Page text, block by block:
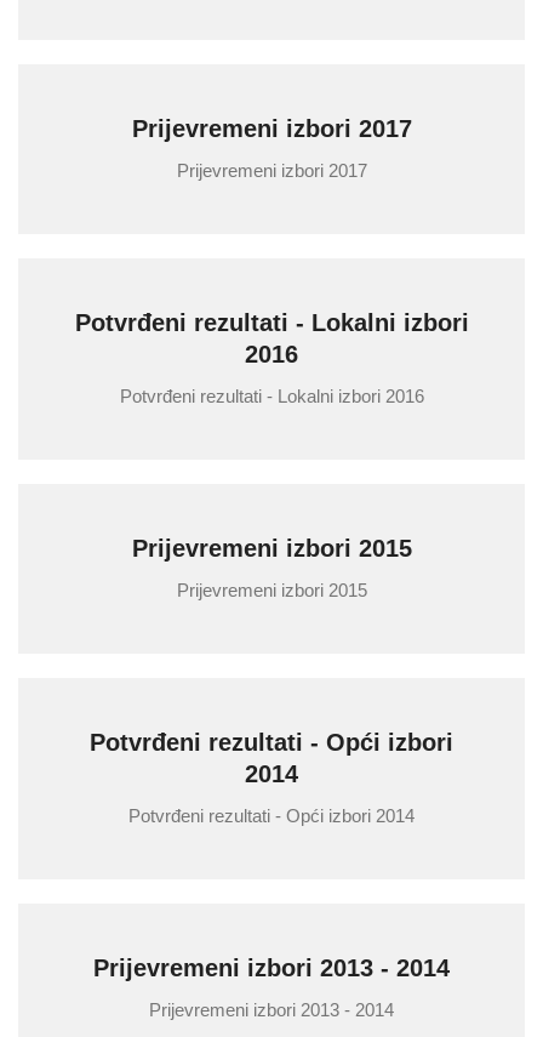
Prijevremeni izbori 2017
Prijevremeni izbori 2017
Potvrđeni rezultati - Lokalni izbori
2016
Potvrđeni rezultati - Lokalni izbori 2016
Prijevremeni izbori 2015
Prijevremeni izbori 2015
Potvrđeni rezultati - Opći izbori
2014
Potvrđeni rezultati - Opći izbori 2014
Prijevremeni izbori 2013 - 2014
Prijevremeni izbori 2013 - 2014